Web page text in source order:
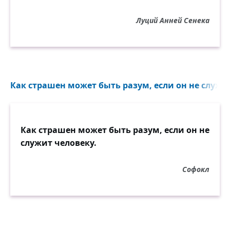
Луций Анней Сенека
Как страшен может быть разум, если он не
Как страшен может быть разум, если он не
служит человеку.
Софокл